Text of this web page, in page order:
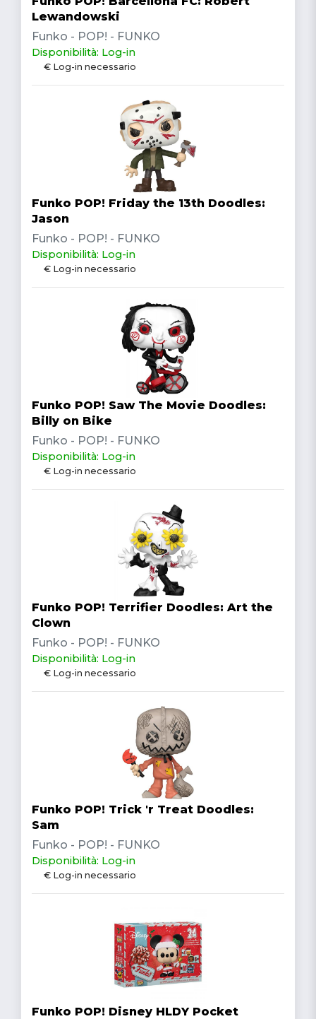
Lewandowski
Funko - POP! - FUNKO
Disponibilità: Log-in
€ Log-in necessario
Funko POP! Friday the 13th Doodles:
Jason
Funko - POP! - FUNKO
Disponibilità: Log-in
€ Log-in necessario
Funko POP! Saw The Movie Doodles:
Billy on Bike
Funko - POP! - FUNKO
Disponibilità: Log-in
€ Log-in necessario
Funko POP! Terrifier Doodles: Art the
Clown
Funko - POP! - FUNKO
Disponibilità: Log-in
€ Log-in necessario
Funko POP! Trick 'r Treat Doodles:
Sam
Funko - POP! - FUNKO
Disponibilità: Log-in
€ Log-in necessario
Funko POP! Disney HLDY Pocket